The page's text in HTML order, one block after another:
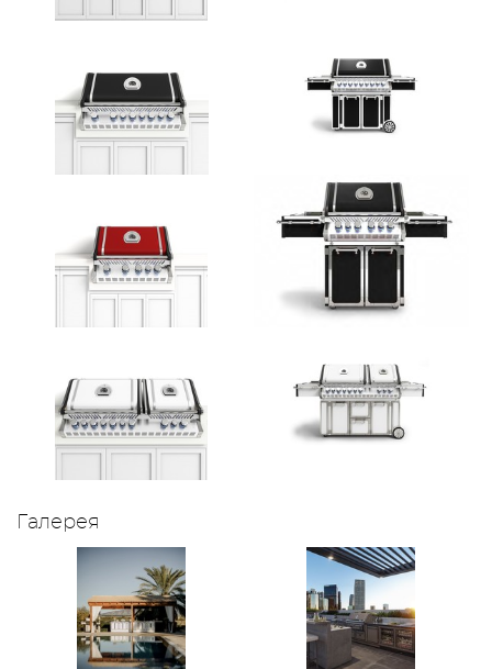
Галерея